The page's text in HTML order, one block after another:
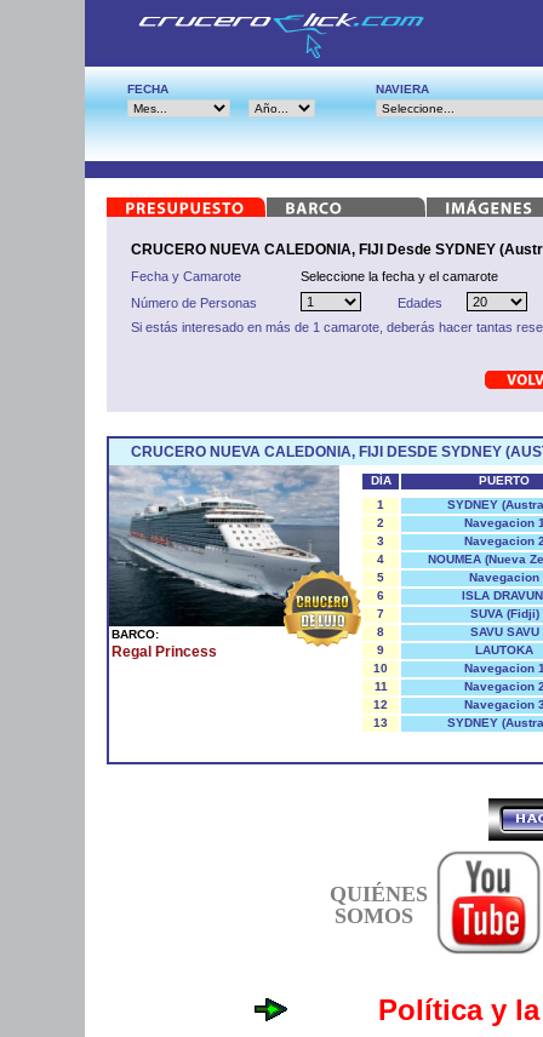
FECHA NAVIERA
CRUCERO NUEVA CALEDONIA, FIJI Desde SYDNEY
Fecha y Camarote
Seleccione la fecha y el camarote
Número de Personas
Edades
Si estás interesado en más de 1 camarote, deberás hacer tantas
CRUCERO NUEVA CALEDONIA, FIJI DESDE SYDNEY
BARCO:
Regal Princess
DÍA
PUERTO
1
SYDNEY
2
Navegacion
3
Navegacion
4
NOUMEA (Nueva
5
Navegacion
6
ISLA
7
SUVA (Fidji)
8
SAVU SAVU
9
LAUTOKA
10
Navegacion
11
Navegacion
12
Navegacion
13
SYDNEY
QUIÉNES
SOMOS
Política y